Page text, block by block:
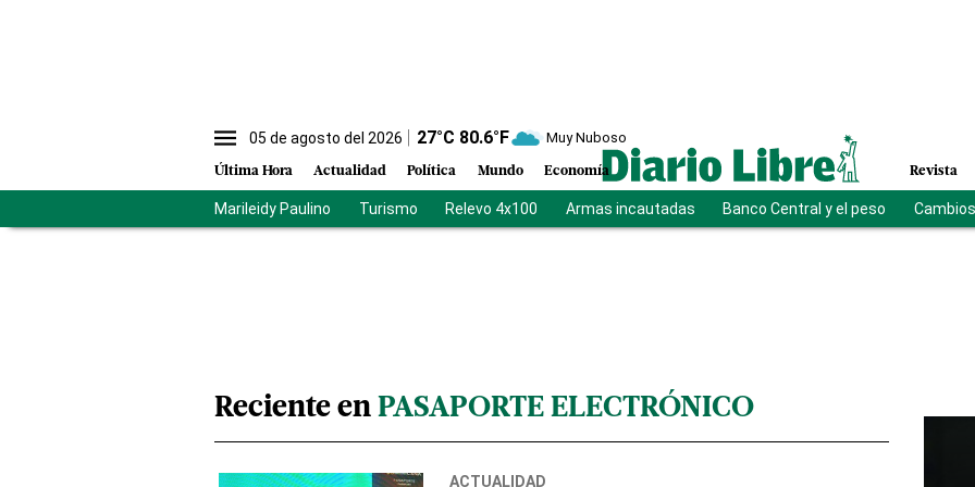
05 de agosto del 2026 27°C 80.6°F Muy Nuboso
Última Hora Actualidad Política Mundo Economía Revista
Marileidy Paulino Turismo Relevo 4x100 Armas incautadas Banco Central y el peso
Reciente en PASAPORTE ELECTRÓNICO
ACTUALIDAD